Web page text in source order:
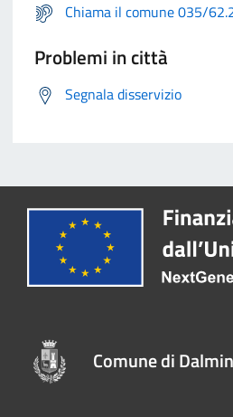
Chiama il comune 035/
Problemi in città
Segnala disservizio
Comune di